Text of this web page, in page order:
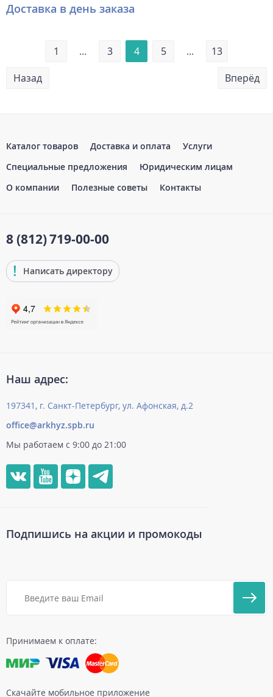
Доставка в день заказа
Назад
1 ... 3 4 5 ...
13
Вперёд
Каталог товаров Доставка и оплата
Услуги
Специальные предложения
Юридическим лицам
О компании
Полезные советы Контакты
8 (812)719-00-00
Написать директору
Наш адрес:
197341, г. Санкт-Петербург, ул. Афонская, д.2
office@arkhyz.spb.ru
Мы работаем с 9:00 до 21:00
Принимаем к оплате:
Скачайте мобильное приложение
Подпишись на акции и промокоды